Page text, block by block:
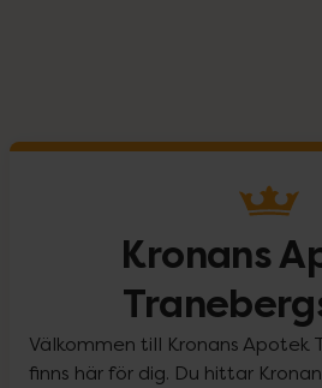
Kronans
Välkommen till Kronans Apotek
finns här för dig. Du hittar